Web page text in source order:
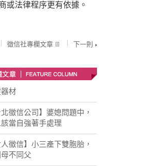
或法律程序更有依據。
徵信社專欄文章 下一則
材
北徵信公司】婆媳問題中，
當自強著手處理
人徵信】小三產下雙胞胎，
不同父